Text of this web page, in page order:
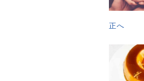
正へ